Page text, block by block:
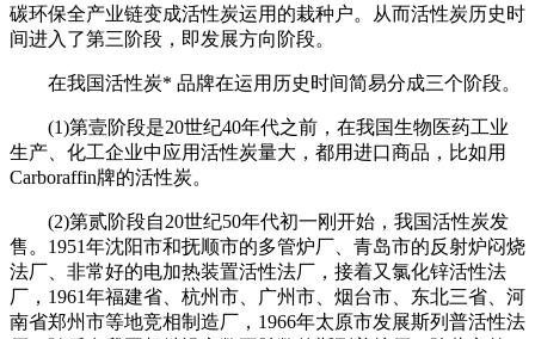
碳环保全产业链变成活性炭运用的栽种户。从而活性炭历史时
间进入了第三阶段，即发展方向阶段。
在我国活性炭* 品牌在运用历史时间简易分成三个阶段。
(1)第壹阶段是20世纪40年代之前，在我国生物医药工业
生产、化工企业中应用活性炭量大，都用进口商品，比如用
Carboraffin牌的活性炭。
(2)第贰阶段自20世纪50年代初一刚开始，我国活性炭发
售。1951年沈阳市和抚顺市的多管炉厂、青岛市的反射炉闷烧
法厂、非常好的电加热装置活性法厂，接着又氯化锌活性法
厂，1961年福建省、杭州市、广州市、烟台市、东北三省、河
南省郑州市等地竞相制造厂，1966年太原市发展斯列普活性法